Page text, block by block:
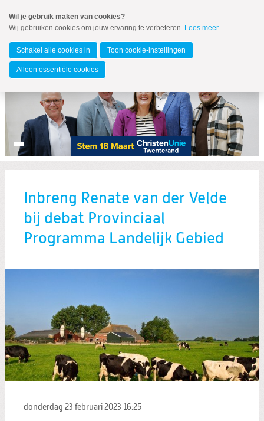
naar
Spring
de
inhoud
Spring
naar
hoofdmenu
Twenterand
MENU
Inbreng Renate van der Velde
bij debat Provinciaal
Programma Landelijk Gebied
donderdag 23 februari 2023 16:25
Wil je gebruik maken van cookies?
Wij gebruiken cookies om jouw ervaring te verbeteren. Lees meer.
Schakel alle cookies in Toon cookie-instellingen
Alleen essentiële cookies